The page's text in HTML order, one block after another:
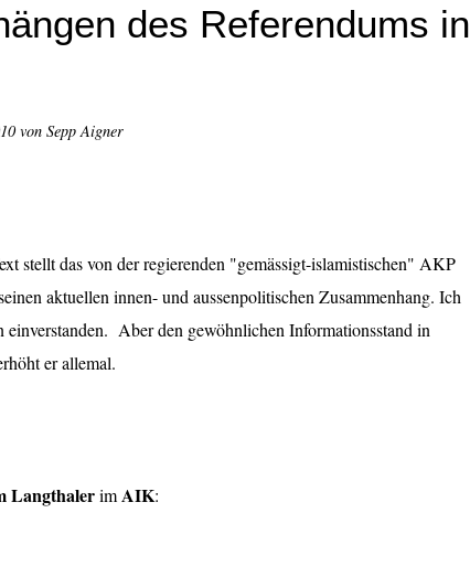
des Referendums in
von Sepp Aigner
stellt das von der regierenden "gemässigt-islamistischen" AKP
aktuellen innen- und aussenpolitischen Zusammenhang. Ich
Aber den gewöhnlichen Informationsstand in
er allemal.
LangthalerimAIK: